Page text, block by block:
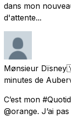
dans mon
d'attente...
Mønsieur
minutes de
C’est mon
@orange. J’ai